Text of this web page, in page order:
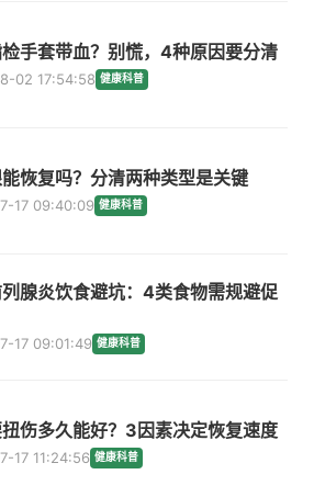
手套带血？别慌，4种原因要分清
02 17:54:58 健康科普
恢复吗？分清两种类型是关键
17 09:40:09 健康科普
腺炎饮食避坑：4类食物需规避促
17 09:01:49 健康科普
伤多久能好？3因素决定恢复速度
17 11:24:56 健康科普